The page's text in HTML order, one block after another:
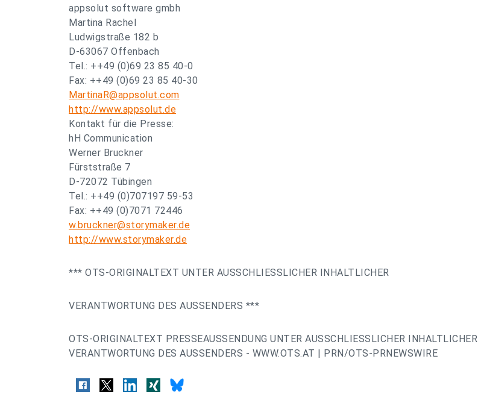
appsolut software gmbh
Martina Rachel
Ludwigstraße 182 b
D-63067 Offenbach
Tel.: ++49 (0)69 23 85 40-0
Fax: ++49 (0)69 23 85 40-30
MartinaR@appsolut.com
http://www.appsolut.de
Kontakt für die Presse:
hH Communication
Werner Bruckner
Fürststraße 7
D-72072 Tübingen
Tel.: ++49 (0)707197 59-53
Fax: ++49 (0)7071 72446
w.bruckner@storymaker.de
http://www.storymaker.de
*** OTS-ORIGINALTEXT UNTER AUSSCHLIESSLICHER INHALTLICHER
VERANTWORTUNG DES AUSSENDERS ***
OTS-ORIGINALTEXT PRESSEAUSSENDUNG UNTER AUSSCHLIESSLICHER INHALTLICHER
VERANTWORTUNG DES AUSSENDERS - WWW.OTS.AT | PRN/OTS-PRNEWSWIRE